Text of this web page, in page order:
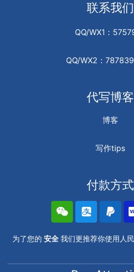
联系我们
QQ/WX1：
QQ/WX2：
代写博客
博客
写作tips
付款方式
为了您的 安全 我们更推荐你使用人民